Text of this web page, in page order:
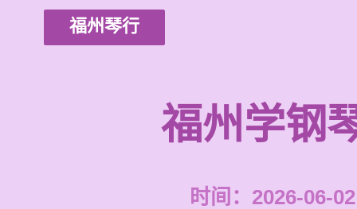
福州琴行
福州学钢
时间：2026-06-